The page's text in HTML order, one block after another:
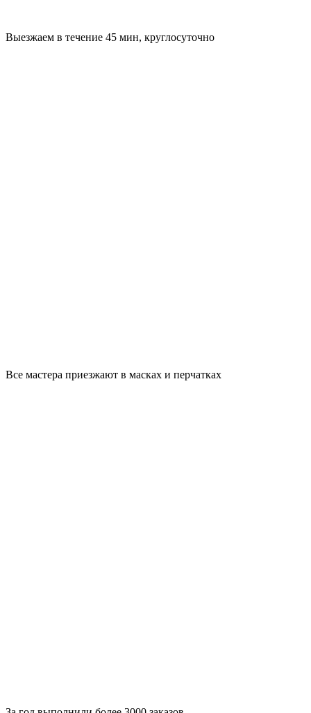
Выезжаем в течение 45 мин, круглосуточно
Все мастера приезжают в масках и перчатках